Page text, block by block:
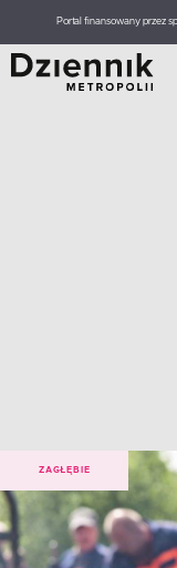
Portal finansowany przez
ZAGŁĘBIE